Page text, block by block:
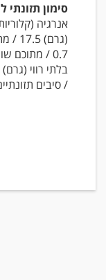
סימון תזונתי ל 100 מ"ל:
/ סיבים תזונתיים (גרם)